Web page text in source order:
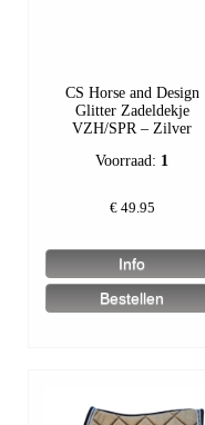
CS Horse and Design
Glitter Zadeldekje
VZH/SPR – Zilver
Voorraad: 1
€ 49.95